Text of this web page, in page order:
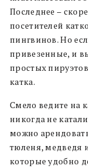
Последнее –
посетителей
пингвинов. Но
привезенные, и
простых
катка.
Смело ведите на
никогда не
можно
тюленя, медведя
которые удобно